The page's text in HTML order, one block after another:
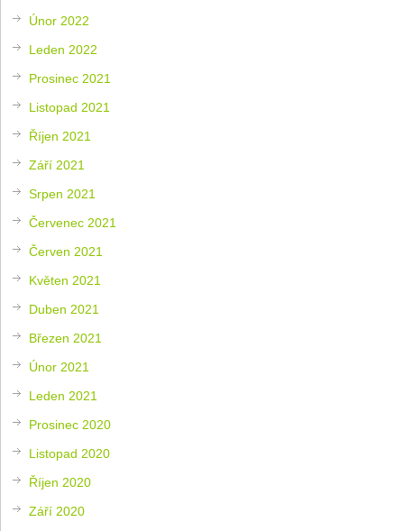
Únor 2022
Leden 2022
Prosinec 2021
Listopad 2021
Říjen 2021
Září 2021
Srpen 2021
Červenec 2021
Červen 2021
Květen 2021
Duben 2021
Březen 2021
Únor 2021
Leden 2021
Prosinec 2020
Listopad 2020
Říjen 2020
Září 2020